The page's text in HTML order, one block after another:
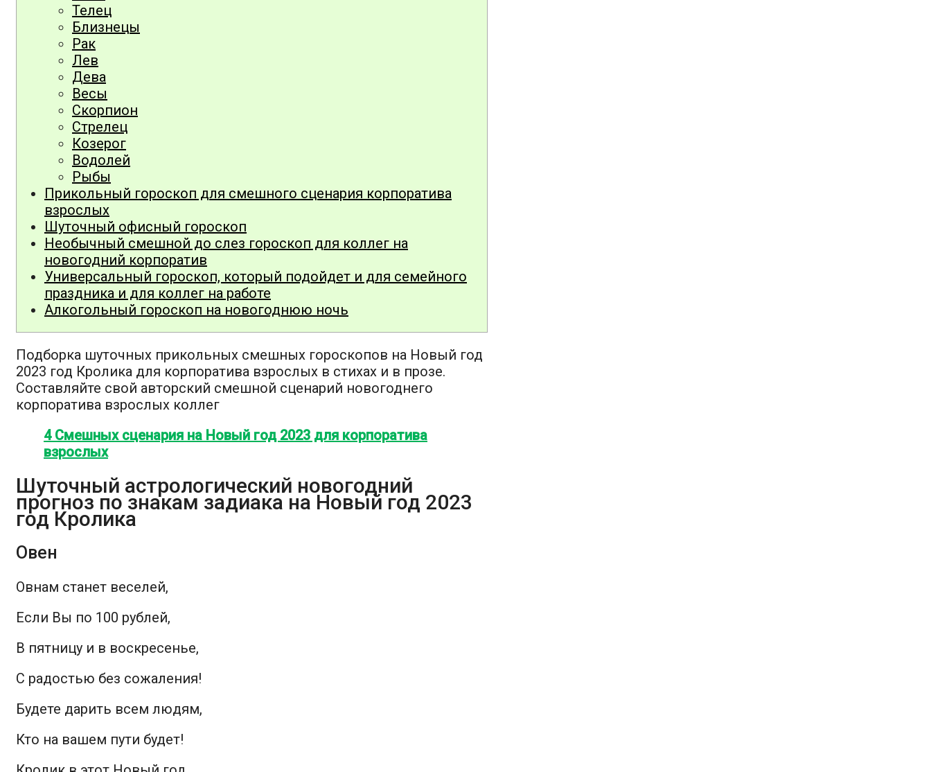
Телец
Близнецы
Рак
Лев
Дева
Весы
Скорпион
Стрелец
Козерог
Водолей
Рыбы
Прикольный гороскоп для смешного сценария корпоратива
взрослых
Шуточный офисный гороскоп
Необычный смешной до слез гороскоп для коллег на
новогодний корпоратив
Универсальный гороскоп, который подойдет и для семейного
праздника и для коллег на работе
Алкогольный гороскоп на новогоднюю ночь
Подборка шуточных прикольных смешных гороскопов на Новый год
2023 год Кролика для корпоратива взрослых в стихах и в прозе.
Составляйте свой авторский смешной сценарий новогоднего
корпоратива взрослых коллег
4 Смешных сценария на Новый год 2023 для корпоратива
взрослых
Шуточный астрологический новогодний
прогноз по знакам задиака на Новый год 2023
год Кролика
Овен
Овнам станет веселей,
Если Вы по 100 рублей,
В пятницу и в воскресенье,
С радостью без сожаления!
Будете дарить всем людям,
Кто на вашем пути будет!